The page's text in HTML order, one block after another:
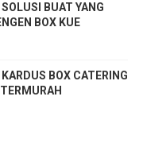
BUAT YANG
BOX KUE
BOX CATERING